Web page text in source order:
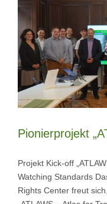
Pionierprojekt
Projekt Kick-off
Watching Standards
Rights Center freut